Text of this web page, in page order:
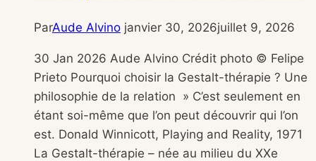
ParAude Alvino janvier 30, 2026juillet 9, 2026
30 Jan 2026 Aude Alvino Crédit photo © Felipe
Prieto Pourquoi choisir la Gestalt-thérapie ? Une
philosophie de la relation » C’est seulement en
étant soi-même que l’on peut découvrir qui l’on
est. Donald Winnicott, Playing and Reality, 1971
La Gestalt-thérapie – née au milieu du XXe